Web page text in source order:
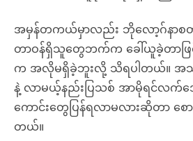
အမှန်တကယ်မှာလည်း ဘိုလော့ဂ်နာ
တာဝန်ရှိသူတွေဘက်က ခေါ်ယူခဲ့တာဖ
က အလိုမရှိခဲ့ဘူးလို့ သိရပါတယ်။ အသ
နဲ့ လာမယ့်နည်းပြသစ် အာမိုရင်လက်အေ
ကောင်းတွေပြန်ရလာမလားဆိုတာ စေ
တယ်။